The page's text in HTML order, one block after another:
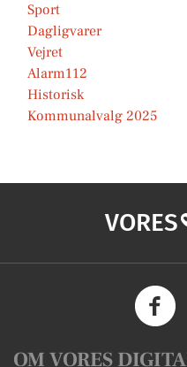
Sport
Dagligvarer
Vejret
Alarm112
Historisk
Kommunalvalg 2025
VORES
OM VORES